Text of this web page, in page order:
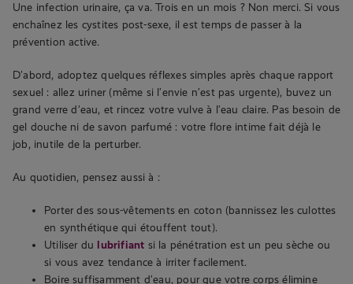
Une infection urinaire, ça va. Trois en un mois ? Non merci. Si vous
enchaînez les cystites post-sexe, il est temps de passer à la
prévention active.
D’abord, adoptez quelques réflexes simples après chaque rapport
sexuel : allez uriner (même si l’envie n’est pas urgente), buvez un
grand verre d’eau, et rincez votre vulve à l’eau claire. Pas besoin de
gel douche ni de savon parfumé : votre flore intime fait déjà le
job, inutile de la perturber.
Au quotidien, pensez aussi à :
Porter des sous-vêtements en coton (bannissez les culottes
en synthétique qui étouffent tout).
Utiliser du lubrifiant si la pénétration est un peu sèche ou
si vous avez tendance à irriter facilement.
Boire suffisamment d’eau, pour que votre corps élimine